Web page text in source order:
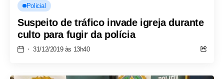
Policial
Suspeito de tráfico invade igreja durante
culto para fugir da polícia
31/12/2019 às 13h40